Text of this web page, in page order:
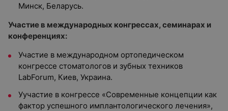
Минск, Беларусь.
Участие в международных конгрессах, семинарах и
конференциях:
Участие в международном ортопедическом
конгрессе стоматологов и зубных техников
LabForum, Киев, Украина.
Уучастие в конгрессе «Современные концепции как
фактор успешного имплантологического лечения»,